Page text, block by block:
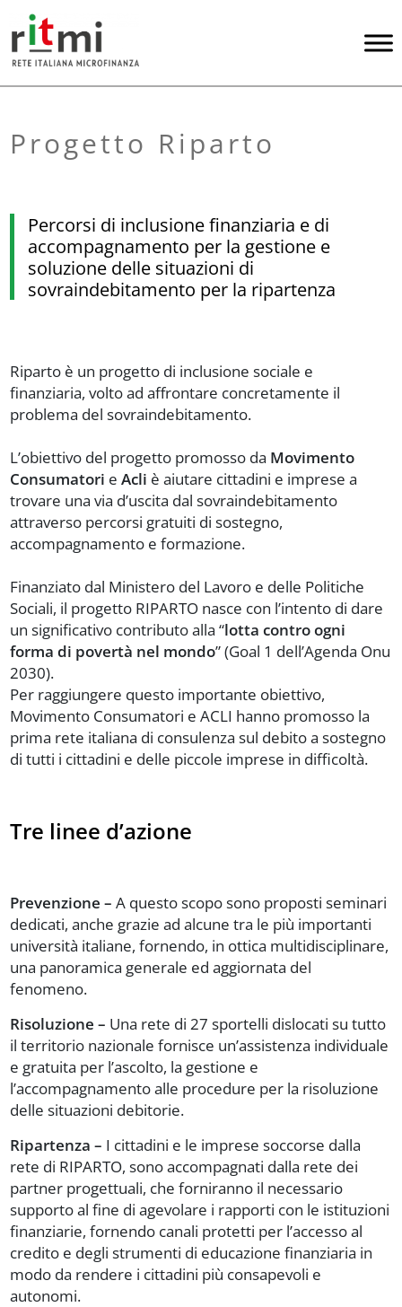
Progetto Riparto
Percorsi di inclusione finanziaria e di
accompagnamento per la gestione e
soluzione delle situazioni di
sovraindebitamento per la ripartenza
Riparto è un progetto di inclusione sociale e
finanziaria, volto ad affrontare concretamente il
problema del sovraindebitamento.
L’obiettivo del progetto promosso da Movimento
Consumatori eAcli è aiutare cittadini e imprese a
trovare una via d’uscita dal sovraindebitamento
attraverso percorsi gratuiti di sostegno,
accompagnamento e formazione.
Finanziato dal Ministero del Lavoro e delle Politiche
Sociali, il progetto RIPARTO nasce con l’intento di dare
un significativo contributo alla “lotta contro ogni
forma di povertà nel mondo” (Goal 1 dell’Agenda Onu
2030).
Per raggiungere questo importante obiettivo,
Movimento Consumatori e ACLI hanno promosso la
prima rete italiana di consulenza sul debito a sostegno
di tutti i cittadini e delle piccole imprese in difficoltà.
Tre linee d’azione
Prevenzione –A questo scopo sono proposti seminari
dedicati, anche grazie ad alcune tra le più importanti
università italiane, fornendo, in ottica multidisciplinare,
una panoramica generale ed aggiornata del
fenomeno.
Risoluzione – Una rete di 27 sportelli dislocati su tutto
il territorio nazionale fornisce un’assistenza individuale
e gratuita per l’ascolto, la gestione e
l’accompagnamento alle procedure per la risoluzione
delle situazioni debitorie.
Ripartenza – I cittadini e le imprese soccorse dalla
rete di RIPARTO, sono accompagnati dalla rete dei
partner progettuali, che forniranno il necessario
supporto al fine di agevolare i rapporti con le istituzioni
finanziarie, fornendo canali protetti per l’accesso al
credito e degli strumenti di educazione finanziaria in
modo da rendere i cittadini più consapevoli e
autonomi.